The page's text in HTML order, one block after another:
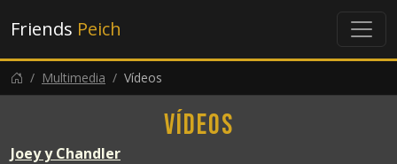
Friends Peich
Multimedia Vídeos
Vídeos
Joey y Chandler